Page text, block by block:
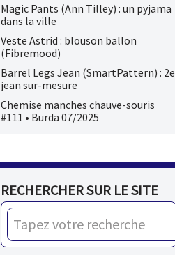
Magic Pants (Ann Tilley) : un pyjama
dans la ville
Veste Astrid : blouson ballon
(Fibremood)
Barrel Legs Jean (SmartPattern) : 2e
jean sur-mesure
Chemise manches chauve-souris
#111 • Burda 07/2025
RECHERCHER SUR LE SITE